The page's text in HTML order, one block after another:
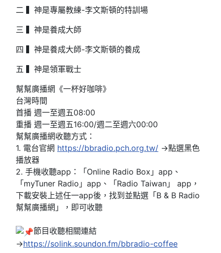
二 ▍神是專屬教練-李文斯頓的特訓場
三 ▍神是養成大師
四 ▍神是養成大師-李文斯頓的養成
五 ▍神是領軍戰士
幫幫廣播網《一杯好咖啡》
台灣時間
首播 週一至週五08:00
重播 週一至週五16:00/週二至週六00:00
幫幫廣播網收聽方式：
1. 電台官網 https://bbradio.pch.org.tw/ →點選黑色
播放器
2. 手機收聽app：「Online Radio Box」app、
「myTuner Radio」app、「Radio Taiwan」 app，
下載安裝上述任一app後，找到並點選「B & B Radio
幫幫廣播網」，即可收聽
節目收聽相關連結
→https://solink.soundon.fm/bbradio-coffee